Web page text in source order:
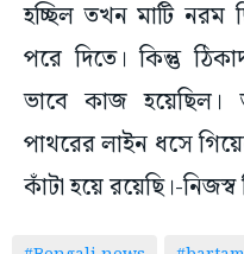
হচ্ছিল তখন মাটি নরম
পরে দিতে। কিন্তু
ভাবে কাজ হয়েছিল।
পাথরের লাইন ধসে
কাঁটা হয়ে রয়েছি।-নিজস্ব